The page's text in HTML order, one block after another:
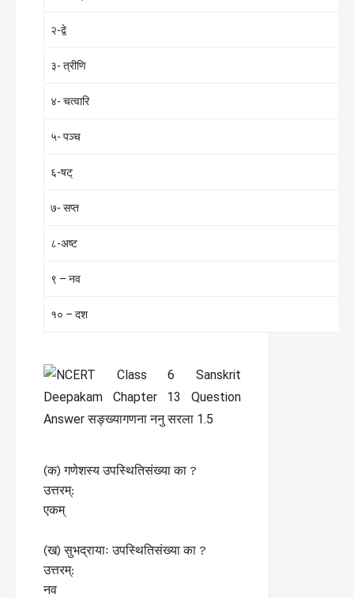
२-द्वे
३- त्रीणि
४- चत्वारि
५- पञ्च
६-षट्
७- सप्त
८-अष्ट
९ – नव
१० – दश
(क) गणेशस्य उपस्थितिसंख्या का ?
उत्तरम्:
एकम्
(ख) सुभद्रायाः उपस्थितिसंख्या का ?
उत्तरम्:
नव